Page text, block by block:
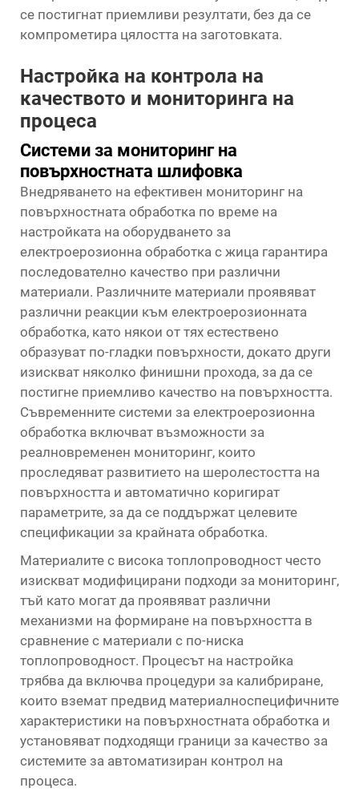
се постигнат приемливи резултати, без да се
компрометира цялостта на заготовката.
Настройка на контрола на
качеството и мониторинга на
процеса
Системи за мониторинг на
повърхностната шлифовка
Внедряването на ефективен мониторинг на
повърхностната обработка по време на
настройката на оборудването за
електроерозионна обработка с жица гарантира
последователно качество при различни
материали. Различните материали проявяват
различни реакции към електроерозионната
обработка, като някои от тях естествено
образуват по-гладки повърхности, докато други
изискват няколко финишни прохода, за да се
постигне приемливо качество на повърхността.
Съвременните системи за електроерозионна
обработка включват възможности за
реалновременен мониторинг, които
проследяват развитието на шеролестостта на
повърхността и автоматично коригират
параметрите, за да се поддържат целевите
спецификации за крайната обработка.
Материалите с висока топлопроводност често
изискват модифицирани подходи за мониторинг,
тъй като могат да проявяват различни
механизми на формиране на повърхността в
сравнение с материали с по-ниска
топлопроводност. Процесът на настройка
трябва да включва процедури за калибриране,
които вземат предвид материалноспецифичните
характеристики на повърхностната обработка и
установяват подходящи граници за качество за
системите за автоматизиран контрол на
процеса.